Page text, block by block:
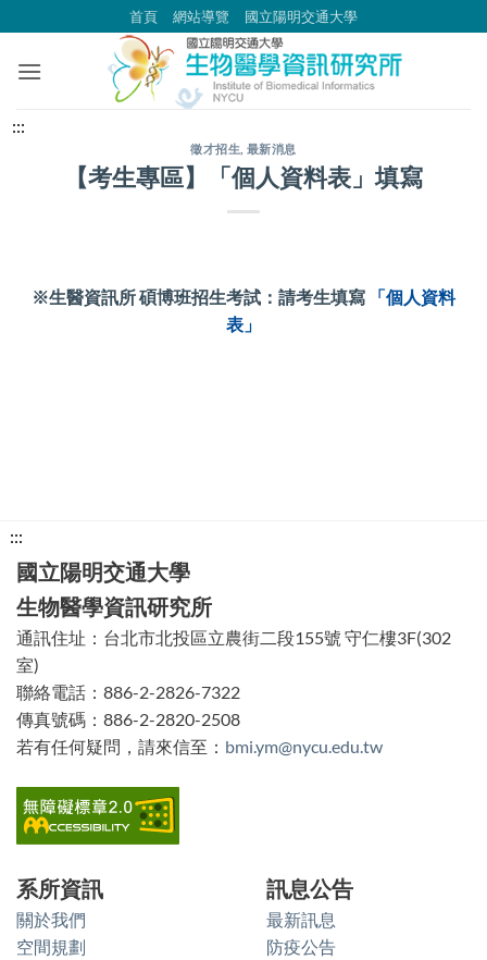
到
內
首頁 網站導覽 國立陽明交通大學
:::
徵才招生 最新消息
【考生專區】「個人資料表」填寫
※生醫資訊所 碩博班招生考試：請考生填寫
「個人資料
表」
:::
方
功
能
區
塊
國立陽明交通大學
生物醫學資訊研究所
通訊住址：台北市北投區立農街二段155號 守仁樓3F(302
室)
聯絡電話：886-2-2826-7322
傳真號碼：886-2-2820-2508
若有任何疑問，請來信至： bmi.ym@nycu.edu.tw
系所資訊
關於我們
空間規劃
訊息公告
最新訊息
防疫公告